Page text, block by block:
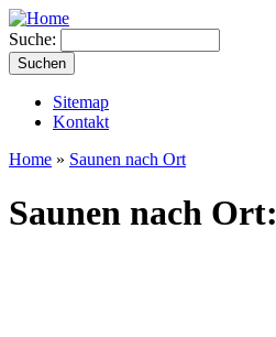
Suche:
Sitemap
Kontakt
Home » Saunen nach Ort
Saunen nach